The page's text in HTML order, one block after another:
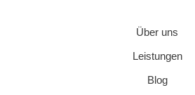
Über uns
Leistungen
Blog